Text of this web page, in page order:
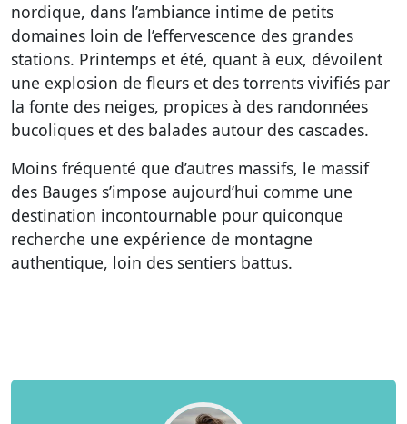
nordique, dans l’ambiance intime de petits
domaines loin de l’effervescence des grandes
stations. Printemps et été, quant à eux, dévoilent
une explosion de fleurs et des torrents vivifiés par
la fonte des neiges, propices à des randonnées
bucoliques et des balades autour des cascades.
Moins fréquenté que d’autres massifs, le massif
des Bauges s’impose aujourd’hui comme une
destination incontournable pour quiconque
recherche une expérience de montagne
authentique, loin des sentiers battus.